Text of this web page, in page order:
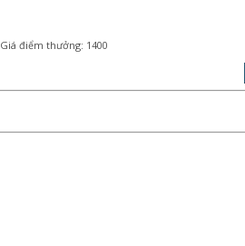
Giá điểm thưởng: 1400